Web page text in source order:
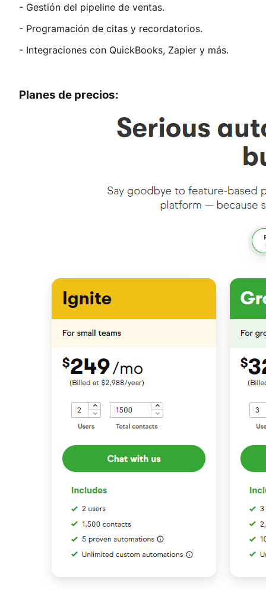
- Gestión del pipeline de ventas.
- Programación de citas y recordatorios.
- Integraciones con QuickBooks, Zapier y más.
Planes de precios: